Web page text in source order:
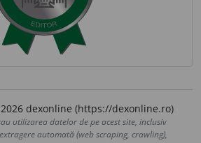
dexonline (https://dexonline.ro)
utilizarea datelor de pe acest site, inclusiv
automată (web scraping, crawling),